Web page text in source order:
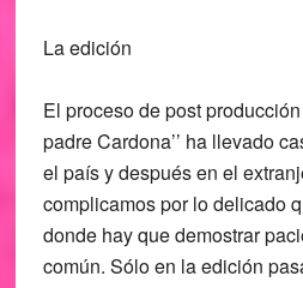
La edición
El proceso de post
padre Cardona’’ ha llevado
el país y después en el
complicamos por lo delicado
donde hay que demostrar
común. Sólo en la edición